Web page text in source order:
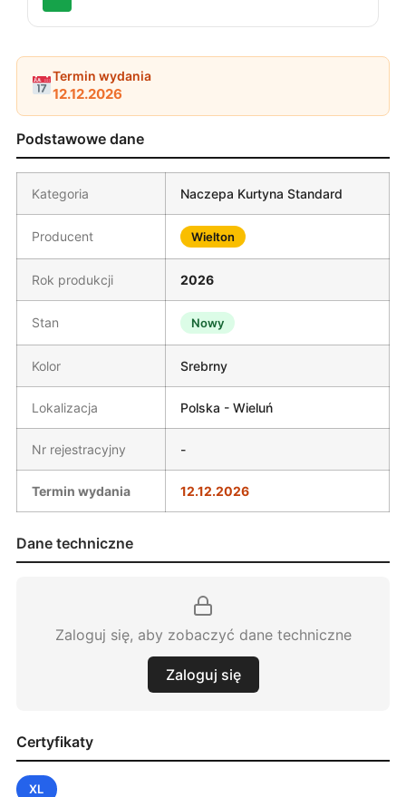
Termin wydania
12.12.2026
Podstawowe dane
Kategoria Naczepa Kurtyna Standard
Producent Wielton
Rok produkcji 2026
Stan Nowy
Kolor Srebrny
Lokalizacja Polska - Wieluń
Nr rejestracyjny -
Termin wydania 12.12.2026
Dane techniczne
Zaloguj się, aby zobaczyć dane techniczne
Zaloguj się
Certyfikaty
XL